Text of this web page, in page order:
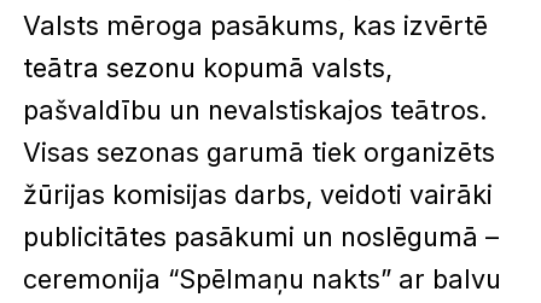
Valsts mēroga pasākums, kas izvērtē
teātra sezonu kopumā valsts,
pašvaldību un nevalstiskajos teātros.
Visas sezonas garumā tiek organizēts
žūrijas komisijas darbs, veidoti vairāki
publicitātes pasākumi un noslēgumā –
ceremonija “Spēlmaņu nakts” ar balvu